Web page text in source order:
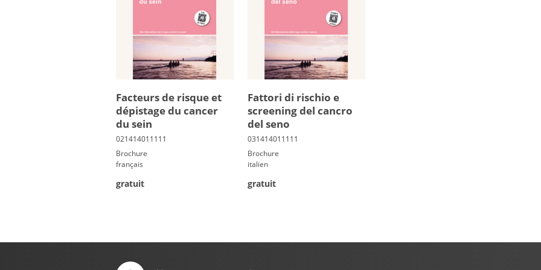
Fac­teurs de risque et
dé­pis­tage du can­cer
du sein
Brochure
français
gratuit
Fattori di ri­schio e
screening del cancro
del seno
Brochure
italien
gratuit